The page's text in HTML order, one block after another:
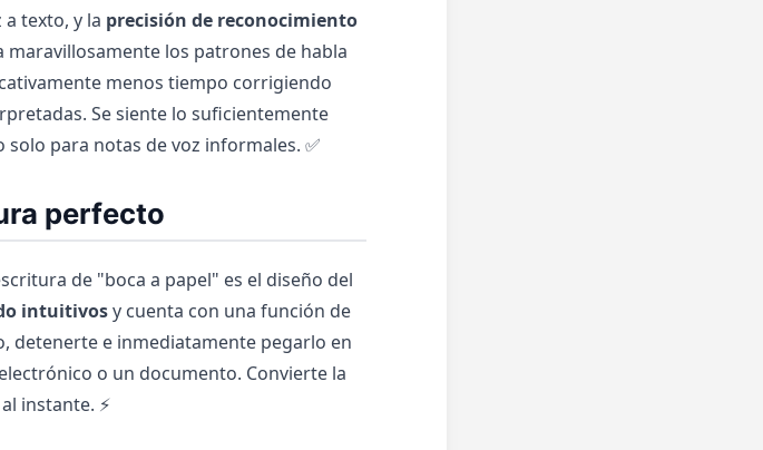
texto, y la precisión de reconocimiento
maravillosamente los patrones de habla
menos tiempo corrigiendo
Se siente lo suficientemente
para notas de voz informales. ✅
perfecto
de "boca a papel" es el diseño del
intuitivosy cuenta con una función de
detenerte e inmediatamente pegarlo en
o un documento. Convierte la
instante. ⚡